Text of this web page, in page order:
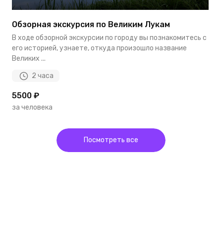
Обзорная экскурсия по Великим Лукам
В ходе обзорной экскурсии по городу вы познакомитесь с
его историей, узнаете, откуда произошло название
Великих ...
2 часа
5500 ₽
за человека
Посмотреть все